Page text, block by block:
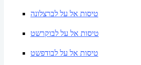
טיסות אל על לברצלונה
טיסות אל על לבוקרשט
טיסות אל על לבודפשט